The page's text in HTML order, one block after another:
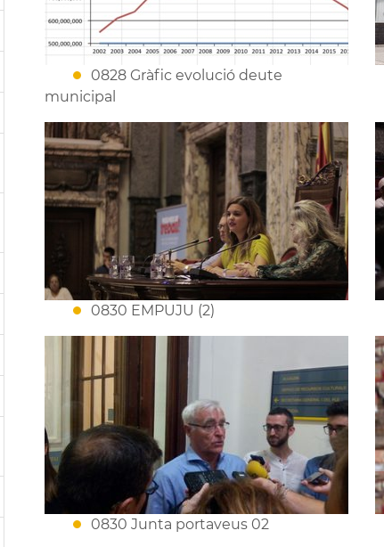
0828 Gràfic evolució deute
municipal
0830 EMPUJU (2)
0830 Junta portaveus 02